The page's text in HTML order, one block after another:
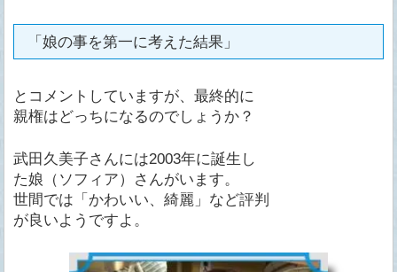
「娘の事を第一に考えた結果」
とコメントしていますが、最終的に
親権はどっちになるのでしょうか？
武田久美子さんには2003年に誕生し
た娘（ソフィア）さんがいます。
世間では「かわいい、綺麗」など評判
が良いようですよ。